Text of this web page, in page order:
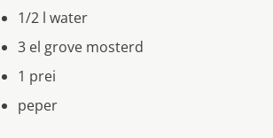
1/2 l water
3 el grove mosterd
1 prei
peper